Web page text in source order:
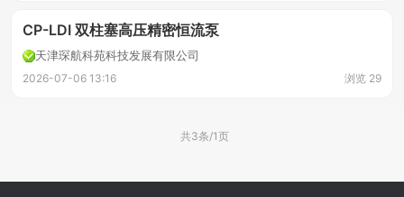
CP-LDI 双柱塞高压精密恒流泵
天津琛航科苑科技发展有限公司
2026-07-06 13:16 浏览 29
共3条/1页